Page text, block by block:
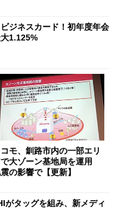
ジネスカード！初年度年会
1.125%
コモ、釧路市内の一部エリ
大ゾーン基地局を運用
の影響で【更新】
がタッグを組み、新メディ